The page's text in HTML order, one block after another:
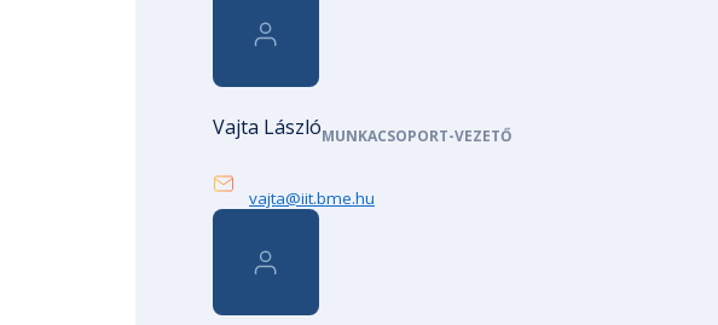
Vajta LászlóMUNKACSOPORT-VEZETŐ
vajta@iit.bme.hu